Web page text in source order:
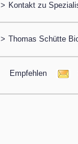
> Kontakt zu
> Thomas Schütte
Empfehlen